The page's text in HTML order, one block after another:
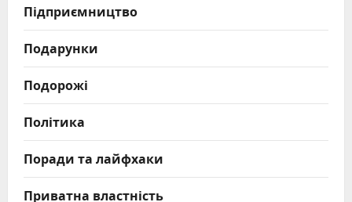
Підприємництво
Подарунки
Подорожі
Політика
Поради та лайфхаки
Приватна властність